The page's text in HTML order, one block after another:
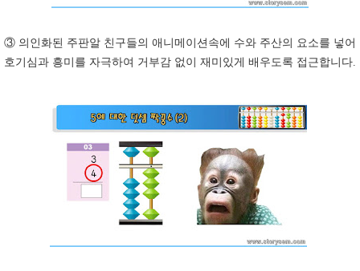
③ 의인화된 주판알 친구들의 애니메이션속에 수와 주산의 요소를 넣어
호기심과 흥미를 자극하여 거부감 없이 재미있게 배우도록 접근합니다.